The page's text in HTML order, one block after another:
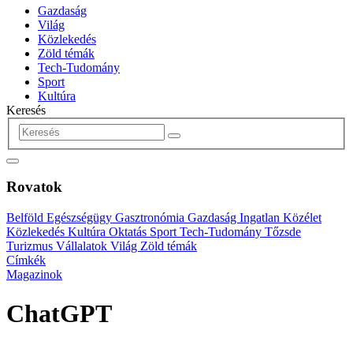
Gazdaság
Világ
Közlekedés
Zöld témák
Tech-Tudomány
Sport
Kultúra
Keresés
Rovatok
Belföld Egészségügy Gasztronómia Gazdaság Ingatlan Közélet
Közlekedés Kultúra Oktatás Sport Tech-Tudomány Tőzsde
Turizmus Vállalatok Világ Zöld témák
Címkék
Magazinok
ChatGPT